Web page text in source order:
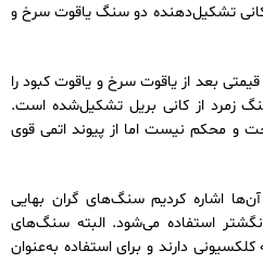
تشکیل‌دهنده دو سنگ یاقوت سرخ و
بعد از یاقوت سرخ و یاقوت کبود را
زمرد از کانی بریل تشکیل‌شده است.
و محکم نیست اما از پیوند اتمی قوی‌
اشاره کردیم سنگ‌های گران بهایی
استفاده می‌شود. البته سنگ‌های
کلکسیونی دارند و برای استفاده به‌عنوان